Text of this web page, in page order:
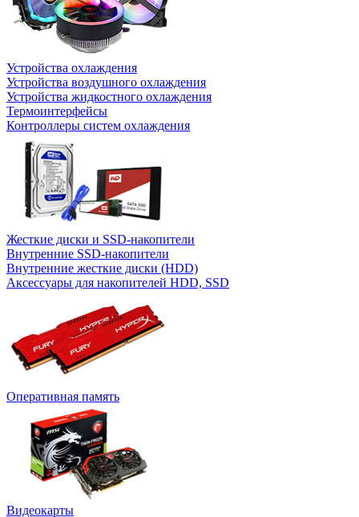
Устройства охлаждения
Устройства воздушного охлаждения
Устройства жидкостного охлаждения
Термоинтерфейсы
Контроллеры систем охлаждения
Жесткие диски и SSD-накопители
Внутренние SSD-накопители
Внутренние жесткие диски (HDD)
Аксессуары для накопителей HDD, SSD
Оперативная память
Видеокарты